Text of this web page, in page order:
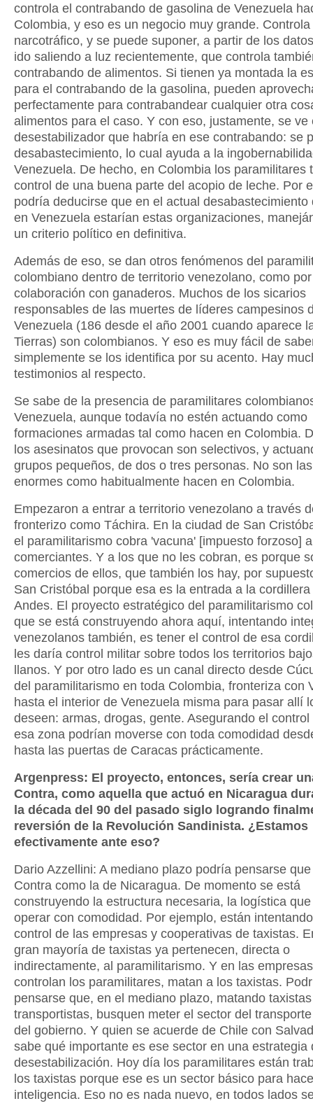
controla el contrabando de gasolina de Venezuela
Colombia, y eso es un negocio muy grande. Controla
narcotráfico, y se puede suponer, a partir de los
ido saliendo a luz recientemente, que controla
contrabando de alimentos. Si tienen ya montada la
para el contrabando de la gasolina, pueden
perfectamente para contrabandear cualquier otra
alimentos para el caso. Y con eso, justamente, se ve
desestabilizador que habría en ese contrabando: se
desabastecimiento, lo cual ayuda a la
Venezuela. De hecho, en Colombia los paramilitares
control de una buena parte del acopio de leche. Por
podría deducirse que en el actual desabastecimiento
en Venezuela estarían estas organizaciones,
un criterio político en definitiva.
Además de eso, se dan otros fenómenos del
colombiano dentro de territorio venezolano, como
colaboración con ganaderos. Muchos de los sicarios
responsables de las muertes de líderes campesinos
Venezuela (186 desde el año 2001 cuando aparece
Tierras) son colombianos. Y eso es muy fácil de
simplemente se los identifica por su acento. Hay
testimonios al respecto.
Se sabe de la presencia de paramilitares
Venezuela, aunque todavía no estén actuando como
formaciones armadas tal como hacen en Colombia.
los asesinatos que provocan son selectivos, y
grupos pequeños, de dos o tres personas. No son
enormes como habitualmente hacen en Colombia.
Empezaron a entrar a territorio venezolano a través
fronterizo como Táchira. En la ciudad de San
el paramilitarismo cobra 'vacuna' [impuesto forzoso]
comerciantes. Y a los que no les cobran, es porque
comercios de ellos, que también los hay, por
San Cristóbal porque esa es la entrada a la
Andes. El proyecto estratégico del paramilitarismo
que se está construyendo ahora aquí, intentando
venezolanos también, es tener el control de esa
les daría control militar sobre todos los territorios
llanos. Y por otro lado es un canal directo desde
del paramilitarismo en toda Colombia, fronteriza con
hasta el interior de Venezuela misma para pasar allí
deseen: armas, drogas, gente. Asegurando el control
esa zona podrían moverse con toda comodidad
hasta las puertas de Caracas prácticamente.
Argenpress: El proyecto, entonces, sería crear
Contra, como aquella que actuó en Nicaragua
la década del 90 del pasado siglo logrando
reversión de la Revolución Sandinista. ¿Estamos
efectivamente ante eso?
Dario Azzellini: A mediano plazo podría pensarse
Contra como la de Nicaragua. De momento se está
construyendo la estructura necesaria, la logística
operar con comodidad. Por ejemplo, están
control de las empresas y cooperativas de taxistas.
gran mayoría de taxistas ya pertenecen, directa o
indirectamente, al paramilitarismo. Y en las
controlan los paramilitares, matan a los taxistas.
pensarse que, en el mediano plazo, matando
transportistas, busquen meter el sector del
del gobierno. Y quien se acuerde de Chile con
sabe qué importante es ese sector en una estrategia
desestabilización. Hoy día los paramilitares están
los taxistas porque ese es un sector básico para
inteligencia. Eso no es nada nuevo, en todos lados